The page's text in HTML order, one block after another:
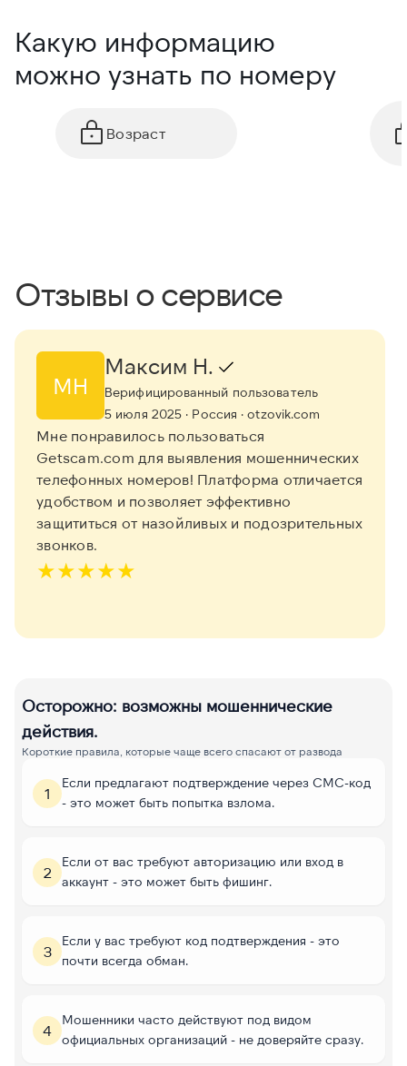
Какую информацию
можно узнать по номеру
Возраст
Отзывы о сервисе
МН
Максим Н.
Верифицированный пользователь
5 июля 2025 · Россия · otzovik.com
Мне понравилось пользоваться
Getscam.com для выявления мошеннических
телефонных номеров! Платформа отличается
удобством и позволяет эффективно
защититься от назойливых и подозрительных
звонков.
★★★★★
Осторожно: возможны мошеннические
действия.
Короткие правила, которые чаще всего спасают от развода
1
Если предлагают подтверждение через СМС-код
- это может быть попытка взлома.
2
Если от вас требуют авторизацию или вход в
аккаунт - это может быть фишинг.
3
Если у вас требуют код подтверждения - это
почти всегда обман.
4
Мошенники часто действуют под видом
официальных организаций - не доверяйте сразу.